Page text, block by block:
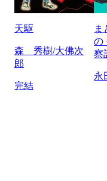
天駆
森 秀樹/大佛次
郎
完結
ま
の
察
永